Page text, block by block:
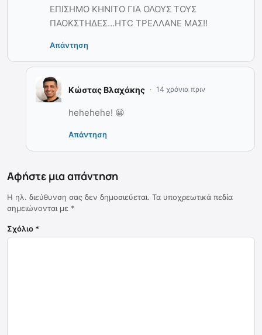
ΕΠΙΣΗΜΟ ΚΗΝΙΤΟ ΓΙΑ ΟΛΟΥΣ ΤΟΥΣ
ΠΑΟΚΣΤΗΔΕΣ…HTC ΤΡΕΛΛΑΝΕ ΜΑΣ!!
Απάντηση
Κώστας Βλαχάκης 14 χρόνια πριν
hehehehe! 😀
Απάντηση
Αφήστε μια απάντηση
Η ηλ. διεύθυνση σας δεν δημοσιεύεται. Τα υποχρεωτικά πεδία
σημειώνονται με *
Σχόλιο *